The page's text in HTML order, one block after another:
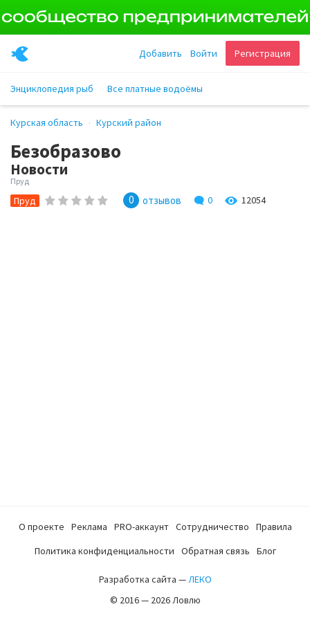
Регистрация
Войти
Добавить
Энциклопедия рыб Все платные водоёмы
Курская область Курский район
Безобразово
Новости
Пруд
Пруд 0 отзывов 0 12054
О проекте Реклама PRO-аккаунт Сотрудничество
Правила
Политика конфиденциальности
Обратная связь Блог
Разработка сайта —ЛЕКО
© 2016 — 2026 Ловлю